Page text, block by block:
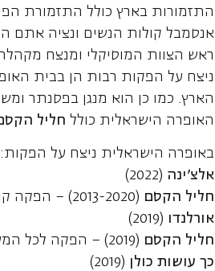
התזמורות בארץ כולל התזמורת
אנסמבל קולות הנשים ונציה אתם
ראש הצוות המוסיקלי ומנצח
ניצח על הפקות רבות הן בבית
הארץ. כמו כן הוא מנגן בפסנתר
האופרה הישראלית כולל חליל
באופרה הישראלית ניצח על הפקות:
אלצ'ינה (2022)
חליל הקסם (2013-2020) – הפקה קהילתית
אורלנדו (2019)
חליל הקסם (2019) – הפקה לכל המשפחה בעברית
כך עושות כולן (2019)